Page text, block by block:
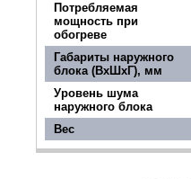
Потребляемая
мощность при
обогреве
Габариты наружного
блока (ВхШхГ), мм
Уровень шума
наружного блока
Вес